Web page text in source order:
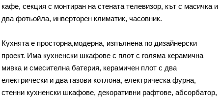
кафе, секция с монтиран на стената телевизор, кът с масичка и
два фотьойла, инверторен климатик, часовник.
Кухнята е просторна,модерна, изпълнена по дизайнерски
проект. Има кухненски шкафове с плот с голяма керамична
мивка и смесителна батерия, керамичен плот с два
електрически и два газови котлона, електрическа фурна,
стенни кухненски шкафове, декоративни рафтове, абсорбатор,